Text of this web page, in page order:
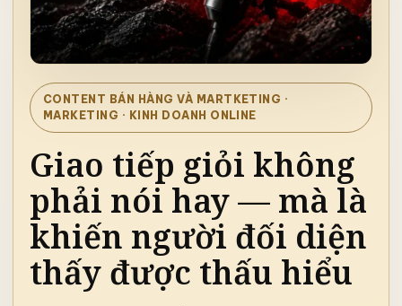
CONTENT BÁN HÀNG VÀ MARTKETING ·
MARKETING · KINH DOANH ONLINE
Giao tiếp giỏi không
phải nói hay — mà là
khiến người đối diện
thấy được thấu hiểu